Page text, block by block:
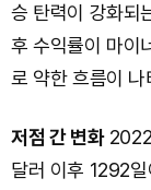
승 탄력이 강화되
후 수익률이 마이
로 약한 흐름이 나
저점 간 변화2022
달러 이후 1292